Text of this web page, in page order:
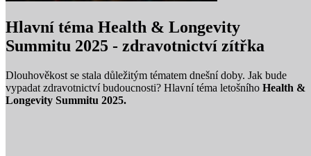
Hlavní téma Health & Longevity
Summitu 2025 - zdravotnictví zítřka
Dlouhověkost se stala důležitým tématem dnešní doby. Jak bude
vypadat zdravotnictví budoucnosti? Hlavní téma letošního Health &
Longevity Summitu 2025.